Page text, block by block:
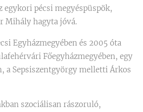
egykori pécsi megyéspüspök,
Mihály hagyta jóvá.
Egyházmegyében és 2005 óta
Főegyházmegyében, egy
a Sepsiszentgyörgy melletti Árkos
szociálisan rászoruló,